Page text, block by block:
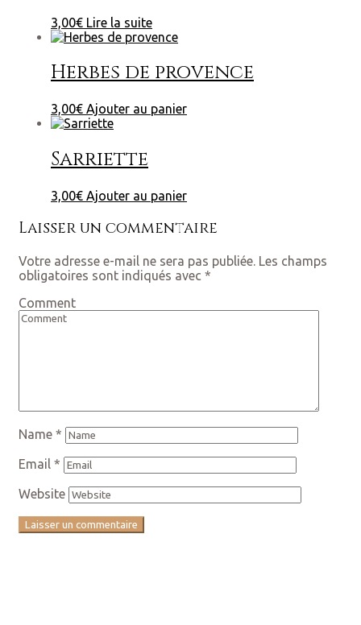
3,00€ Lire la suite
Herbes de provence
3,00€ Ajouter au panier
Sarriette
3,00€ Ajouter au panier
Laisser un commentaire
Votre adresse e-mail ne sera pas publiée. Les champs
obligatoires sont indiqués avec *
Comment
Name *
Email *
Website